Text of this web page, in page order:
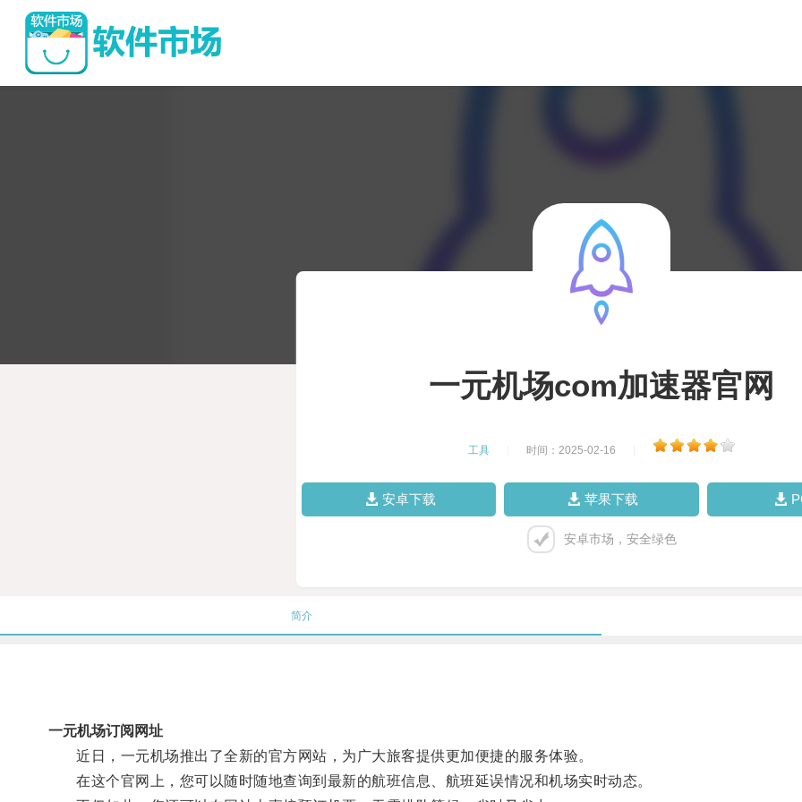
一元机场com加速器官网
工具 时间：2025-02-16
安卓下载 苹果下载
安卓市场，安全绿色
简介
一元机场订阅网址
近日，一元机场推出了全新的官方网站，为广大旅客提供更加便捷的服务体验。
在这个官网上，您可以随时随地查询到最新的航班信息、航班延误情况和机场实时动态。